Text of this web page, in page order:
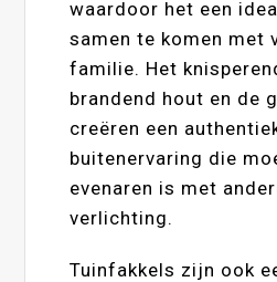
waardoor het een
samen te komen met
familie. Het
brandend hout en de
creëren een
buitenervaring die
evenaren is met
verlichting.
Tuinfakkels zijn ook